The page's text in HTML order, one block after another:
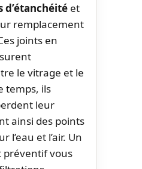
d’étanchéité et
remplacement
joints en
le vitrage et le
temps, ils
leur
ainsi des points
l’eau et l’air. Un
préventif vous